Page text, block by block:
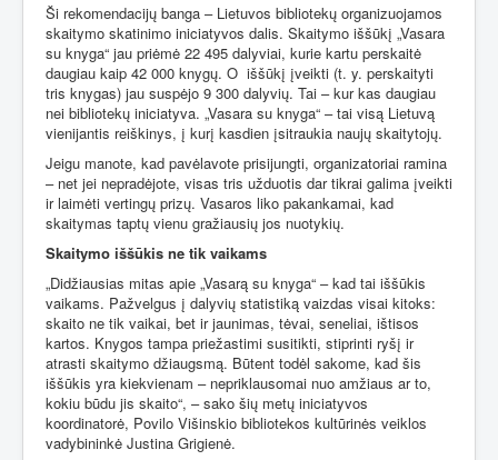
Ši rekomendacijų banga – Lietuvos bibliotekų organizuojamos
skaitymo skatinimo iniciatyvos dalis. Skaitymo iššūkį „Vasara
su knyga“ jau priėmė 22 495 dalyviai, kurie kartu perskaitė
daugiau kaip 42 000 knygų. O iššūkį įveikti (t. y. perskaityti
tris knygas) jau suspėjo 9 300 dalyvių. Tai – kur kas daugiau
nei bibliotekų iniciatyva. „Vasara su knyga“ – tai visą Lietuvą
vienijantis reiškinys, į kurį kasdien įsitraukia naujų skaitytojų.
Jeigu manote, kad pavėlavote prisijungti, organizatoriai ramina
– net jei nepradėjote, visas tris užduotis dar tikrai galima įveikti
ir laimėti vertingų prizų. Vasaros liko pakankamai, kad
skaitymas taptų vienu gražiausių jos nuotykių.
Skaitymo iššūkis ne tik vaikams
„Didžiausias mitas apie „Vasarą su knyga“ – kad tai iššūkis
vaikams. Pažvelgus į dalyvių statistiką vaizdas visai kitoks:
skaito ne tik vaikai, bet ir jaunimas, tėvai, seneliai, ištisos
kartos. Knygos tampa priežastimi susitikti, stiprinti ryšį ir
atrasti skaitymo džiaugsmą. Būtent todėl sakome, kad šis
iššūkis yra kiekvienam – nepriklausomai nuo amžiaus ar to,
kokiu būdu jis skaito“, – sako šių metų iniciatyvos
koordinatorė, Povilo Višinskio bibliotekos kultūrinės veiklos
vadybininkė Justina Grigienė.